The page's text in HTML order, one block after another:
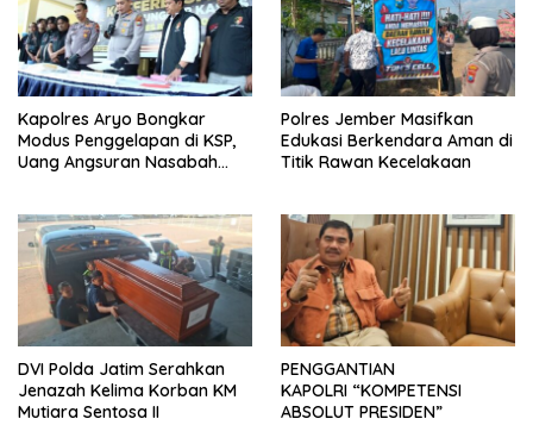
Kapolres Aryo Bongkar
Modus Penggelapan di KSP,
Uang Angsuran Nasabah
Polres Jember Masifkan
Edukasi Berkendara Aman di
Titik Rawan Kecelakaan
DVI Polda Jatim Serahkan
Jenazah Kelima Korban KM
Mutiara Sentosa II
PENGGANTIAN
KAPOLRI “KOMPETENSI
ABSOLUT PRESIDEN”